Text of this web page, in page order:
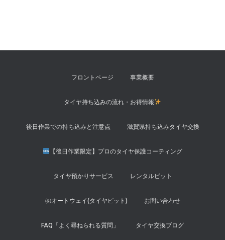
フロントページ 事業概要
タイヤ持ち込みの流れ・お得情報
後日作業での持ち込みと注意点 滋賀県持ち込みタイヤ交換
【後日作業限定】プロのタイヤ保護コーティング
タイヤ預かりサービス レンタルピット
㈱オートウェイ(タイヤピット) お問い合わせ
FAQ「よく尋ねられる質問」 タイヤ交換ブログ